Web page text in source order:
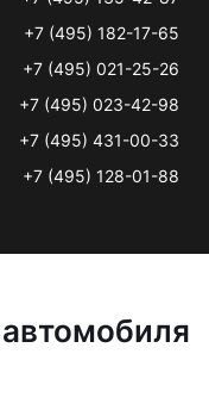
+7 (495) 182-17-65
+7 (495) 021-25-26
+7 (495) 023-42-98
+7 (495) 431-00-33
+7 (495) 128-01-88